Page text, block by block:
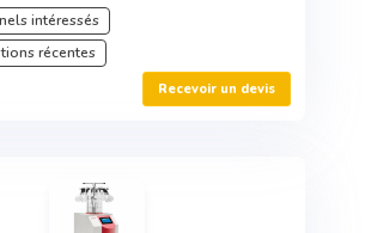
intéressés
récentes
Recevoir un devis